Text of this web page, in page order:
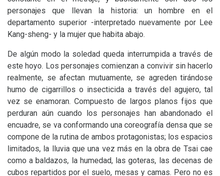
personajes que llevan la historia: un hombre en el
departamento superior -interpretado nuevamente por Lee
Kang-sheng- y la mujer que habita abajo.
De algún modo la soledad queda interrumpida a través de
este hoyo. Los personajes comienzan a convivir sin hacerlo
realmente, se afectan mutuamente, se agreden tirándose
humo de cigarrillos o insecticida a través del agujero, tal
vez se enamoran. Compuesto de largos planos fijos que
perduran aún cuando los personajes han abandonado el
encuadre, se va conformando una coreografía densa que se
compone de la rutina de ambos protagonistas; los espacios
limitados, la lluvia que una vez más en la obra de Tsai cae
como a baldazos, la humedad, las goteras, las decenas de
cubos repartidos por el suelo, mesas y camas. Pero no es